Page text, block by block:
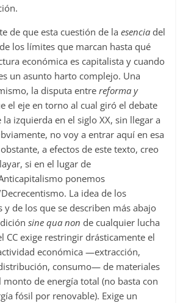
de que esta cuestión de laesencia del
los límites que marcan hasta qué
económica es capitalista y cuando
un asunto harto complejo. Una
la disputa entrereforma y
el eje en torno al cual giró el debate
izquierda en el siglo XX, sin llegar a
no voy a entrar aquí en esa
a efectos de este texto, creo
si en el lugar de
ponemos
La idea de los
y de los que se describen más abajo
sine qua non de cualquier lucha
CC exige restringir drásticamente el
económica —extracción,
consumo— de materiales
monto de energía total (no basta con
fósil por renovable). Exige un